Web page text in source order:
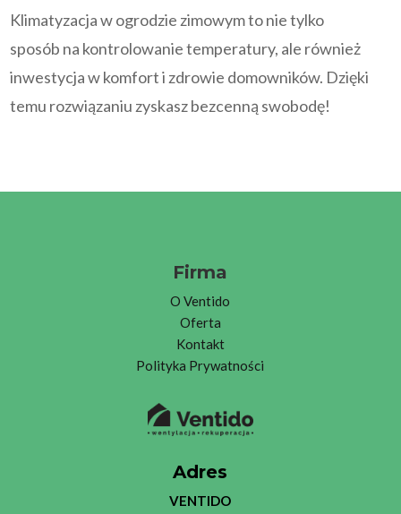
Klimatyzacja w ogrodzie zimowym to nie tylko
sposób na kontrolowanie temperatury, ale również
inwestycja w komfort i zdrowie domowników. Dzięki
temu rozwiązaniu zyskasz bezcenną swobodę!
Firma
O Ventido
Oferta
Kontakt
Polityka Prywatności
Adres
VENTIDO